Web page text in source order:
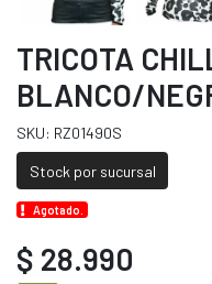
TRICOTA
BLANCO/
SKU: RZ01490S
Stock por sucursal
Agotado.
$ 28.990